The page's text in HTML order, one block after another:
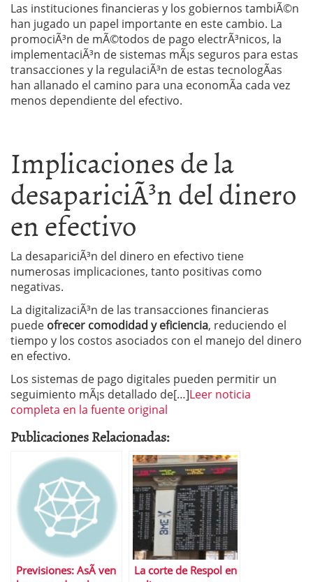
Las instituciones financieras y los gobiernos tambiÃ©n
han jugado un papel importante en este cambio. La
promociÃ³n de mÃ©todos de pago electrÃ³nicos, la
implementaciÃ³n de sistemas mÃ¡s seguros para estas
transacciones y la regulaciÃ³n de estas tecnologÃ­as
han allanado el camino para una economÃ­a cada vez
menos dependiente del efectivo.
Implicaciones de la
desapariciÃ³n del dinero
en efectivo
La desapariciÃ³n del dinero en efectivo tiene
numerosas implicaciones, tanto positivas como
negativas.
La digitalizaciÃ³n de las transacciones financieras
puede ofrecer comodidad y eficiencia, reduciendo el
tiempo y los costos asociados con el manejo del dinero
en efectivo.
Los sistemas de pago digitales pueden permitir un
seguimiento mÃ¡s detallado de[…]Leer noticia
completa en la fuente original
Publicaciones Relacionadas:
Previsiones: AsÃ­ ven
La corte de Respol en